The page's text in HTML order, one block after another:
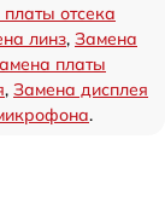
отсека
линз, Замена
платы
, Замена дисплея
.